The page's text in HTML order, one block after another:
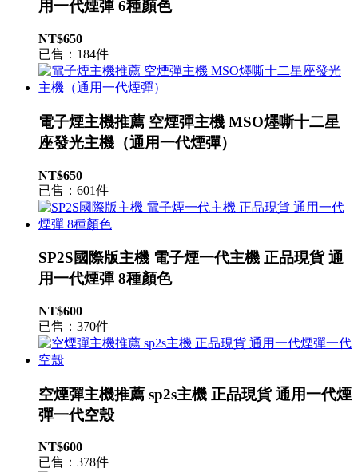
用一代煙彈 6種顏色
NT$650
已售：184件
電子煙主機推薦 空煙彈主機 MSO爅嘶十二星
座發光主機（通用一代煙彈）
NT$650
已售：601件
SP2S國際版主機 電子煙一代主機 正品現貨 通
用一代煙彈 8種顏色
NT$600
已售：370件
空煙彈主機推薦 sp2s主機 正品現貨 通用一代煙
彈一代空殼
NT$600
已售：378件